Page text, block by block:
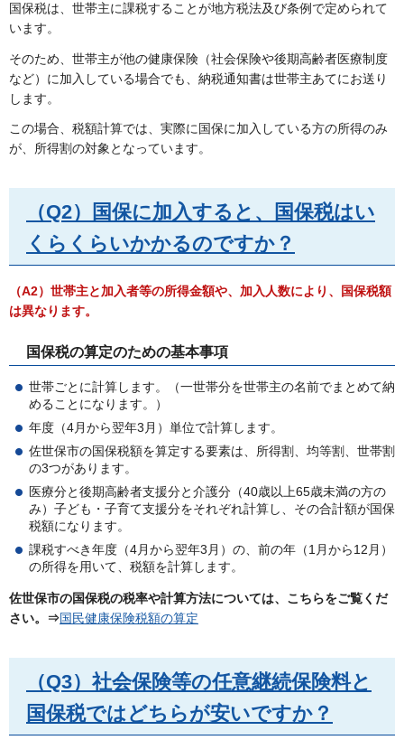
国保税は、世帯主に課税することが地方税法及び条例で定められて
います。
そのため、世帯主が他の健康保険（社会保険や後期高齢者医療制度
など）に加入している場合でも、納税通知書は世帯主あてにお送り
します。
この場合、税額計算では、実際に国保に加入している方の所得のみ
が、所得割の対象となっています。
（Q2）国保に加入すると、国保税はい
くらくらいかかるのですか？
（A2）世帯主と加入者等の所得金額や、加入人数により、国保税額
は異なります。
国保税の算定のための基本事項
世帯ごとに計算します。（一世帯分を世帯主の名前でまとめて納
めることになります。）
年度（4月から翌年3月）単位で計算します。
佐世保市の国保税額を算定する要素は、所得割、均等割、世帯割
の3つがあります。
医療分と後期高齢者支援分と介護分（40歳以上65歳未満の方の
み）子ども・子育て支援分をそれぞれ計算し、その合計額が国保
税額になります。
課税すべき年度（4月から翌年3月）の、前の年（1月から12月）
の所得を用いて、税額を計算します。
佐世保市の国保税の税率や計算方法については、こちらをご覧くだ
さい。
⇒国民健康保険税額の算定
（Q3）社会保険等の任意継続保険料と
国保税ではどちらが安いですか？